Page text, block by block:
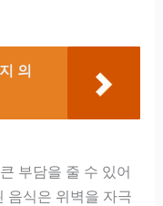
의
부담을 줄 수 있어
음식은 위벽을 자극